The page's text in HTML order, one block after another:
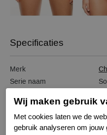
Specificaties
Merk
Serie naam
Bestelcode
Kleur
Draagoptie
Wij maken gebruik
Met cookies laten we de
gebruik analyseren om